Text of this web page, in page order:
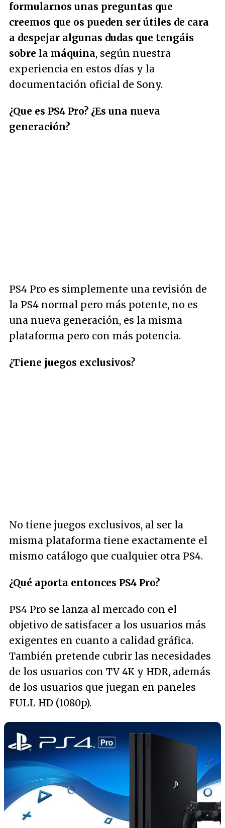
formularnos unas preguntas que
creemos que os pueden ser útiles de cara
a despejar algunas dudas que tengáis
sobre la máquina, según nuestra
experiencia en estos días y la
documentación oficial de Sony.
¿Que es PS4 Pro? ¿Es una nueva
generación?
PS4 Pro es simplemente una revisión de
la PS4 normal pero más potente, no es
una nueva generación, es la misma
plataforma pero con más potencia.
¿Tiene juegos exclusivos?
No tiene juegos exclusivos, al ser la
misma plataforma tiene exactamente el
mismo catálogo que cualquier otra PS4.
¿Qué aporta entonces PS4 Pro?
PS4 Pro se lanza al mercado con el
objetivo de satisfacer a los usuarios más
exigentes en cuanto a calidad gráfica.
También pretende cubrir las necesidades
de los usuarios con TV 4K y HDR, además
de los usuarios que juegan en paneles
FULL HD (1080p).